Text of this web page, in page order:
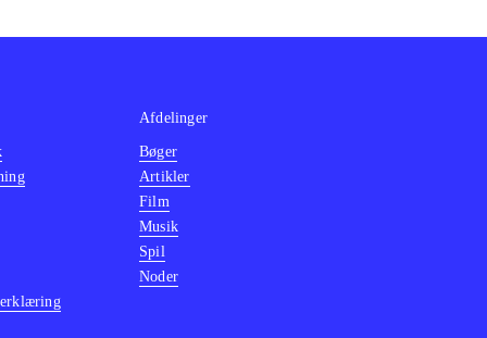
Afdelinger
Bøger
Artikler
Film
Musik
Spil
Noder